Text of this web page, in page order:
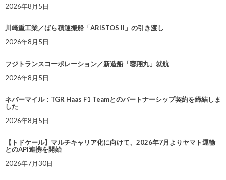
2026年8月5日
川崎重工業／ばら積運搬船「ARISTOS II」の引き渡し
2026年8月5日
フジトランスコーポレーション／新造船「蓉翔丸」就航
2026年8月5日
ネバーマイル：TGR Haas F1 Teamとのパートナーシップ契約を締結しま
した
2026年8月5日
【トドケール】マルチキャリア化に向けて、2026年7月よりヤマト運輸
とのAPI連携を開始
2026年7月30日